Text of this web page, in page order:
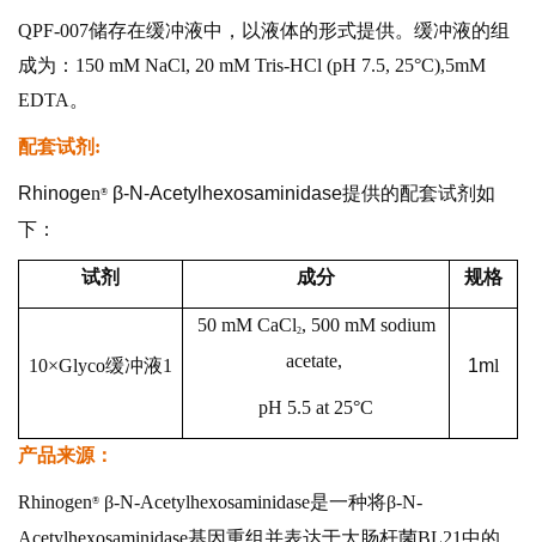
QPF-007储存在缓冲液中，以液体的形式提供。缓冲液的组
成为：150 mM NaCl, 20 mM Tris-HCl (pH 7.5, 25°C),5mM
EDTA。
配套试剂:
Rhinogen® β-N-Acetylhexosaminidase提供的配套试剂如
下：
试剂 成分 规格
10×Glyco缓冲液1
50 mM CaCl2, 500 mM sodium
acetate,
pH 5.5 at 25°C
1ml
产品来源：
Rhinogen® β-N-Acetylhexosaminidase是一种将β-N-
Acetylhexosaminidase基因重组并表达于大肠杆菌BL21中的